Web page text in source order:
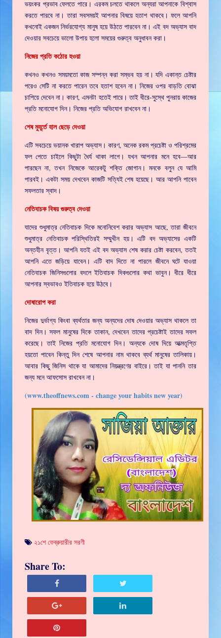
ভয়ংকর প্রভাব ফেলতে পারে। এরকম চলতে থাকলে অন্যরা আপনাকে বিশ্বাস
করতে পারবে না। তারা সবসময়ই আপনার বিষয়ে হতাশ থাকবে। ফলে আপনি
কখনোই একজন নির্ভরযোগ্য মানুষ হয়ে উঠতে পারবেন না। এই বদ অভ্যাস বাদ
দেওয়ার সবচেয়ে ভালো উপায় হলো সময়ের গুরুত্ব অনুধাবন করা।
নিজের প্রতি কঠোর হওয়া
কখনও কখনও সময়মতো কাজ সম্পন্ন করা সম্ভব হয় না। যদি একান্ত চেষ্টার
পরেও সেটি না করতে পারেন তবে হতাশ হবেন না। নিজের ওপর বাড়তি বোঝা
চাপিয়ে দেবেন না। কারণ, এমনটা হতেই পারে। তাই ধীরে-সুস্থে পুনরায় কাজের
প্রতি মনোযোগ দিন। নিজের প্রতি অভিযোগ রাখবেন না।
শেষ মুহূর্তে হাল ছেড়ে দেওয়া
এটি সবচেয়ে ভয়ানক খারাপ অভ্যাস। কারণ, অনেক রকম প্রচেষ্টা ও পরিশ্রমের
ফল পেতে চাইলে কিছুটা ধৈর্য থাকা লাগে। যখন আপনার মনে হবে—আর
পারছেন না, তখন নিজেকে আরেকটু শক্তি জোগান। মনকে বলুন যে আমি
পারবই। একটা সময় দেখবেন কাজটি সত্যিই শেষ হয়েছে। আর আপনি পাবেন
সফলতার স্বাদ।
নেতিবাচক বিষয় গুরুত্ব দেওয়া
যাদের শুধুমাত্র নেতিবাচক দিকে মনোনিবেশ করার অভ্যাস আছে, তারা জীবনে
শুধুমাত্র নেতিবাচক পরিস্থিতিরই সম্মুখীন হয়। এটি বদ অভ্যাসের একটি
অন্তহীন বৃত্ত। আপনি যতই এই বদ অভ্যাস শেষ করার চেষ্টা করবেন, ততই
আপনি এতে জড়িয়ে যাবেন। এটি বাদ দিতে না পারলে জীবনে ঘটে যাওয়া
নেতিবাচক জিনিসগুলোর বদলে ইতিবাচক দিকগুলোর কথা ভাবুন। ধীরে ধীরে
আপনার স্বভাবও ইতিবাচক হয়ে উঠবে।
দোষারোপ করা
নিজের দুর্ভাগ্য কিংবা ব্যর্থতার জন্য অন্যদের দোষ দেওয়ার অভ্যাস থাকলে তা
বাদ দিন। সফল মানুষের দিকে তাকান, দেখবেন তাদের প্রচেষ্টাই তাদের সফল
করেছে। তাই নিজের প্রতি মনোযোগ দিন। অন্যকে দোষ দিয়ে আত্মতৃপ্তি
হয়তো পাবেন কিন্তু দিন শেষে আপনার নাম থাকবে ব্যর্থ মানুষের তালিকায়।
আবার কিছু জিনিস থাকে যা আমাদের নিয়ন্ত্রণের বাইরে। তাই যা পাননি তার
জন্য মনে আফসোস রাখবেন না।
(www.theoffnews.com - change your habits new year)
২১শে ফেব্রুয়ারীর সরণী
Share To: